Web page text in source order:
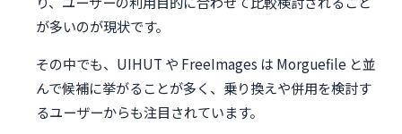
が多いのが現状です。
その中でも、UIHUT や FreeImages は Morguefile と並
んで候補に挙がることが多く、乗り換えや併用を検討す
るユーザーからも注目されています。